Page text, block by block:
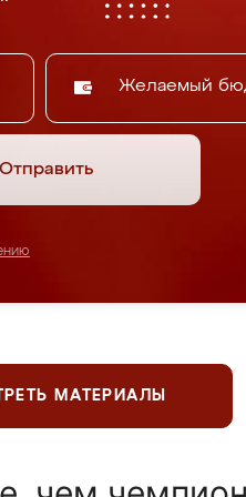
Желаемый
Отправить
МАТЕРИАЛЫ